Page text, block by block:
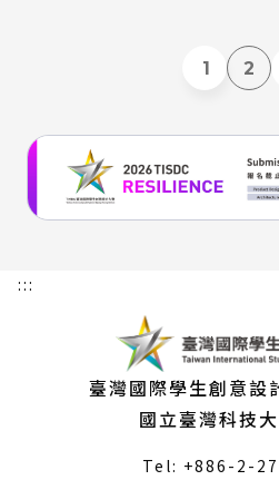
1 2
:::
臺灣國際學生創意設
國立臺灣科技
Tel: +886-2-